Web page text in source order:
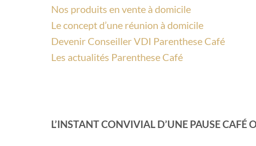
Nos produits en vente à domicile
Le concept d’une réunion à domicile
Devenir Conseiller VDI Parenthese Café
Les actualités Parenthese Café
L’INSTANT CONVIVIAL D’UNE PAUSE CAFÉ